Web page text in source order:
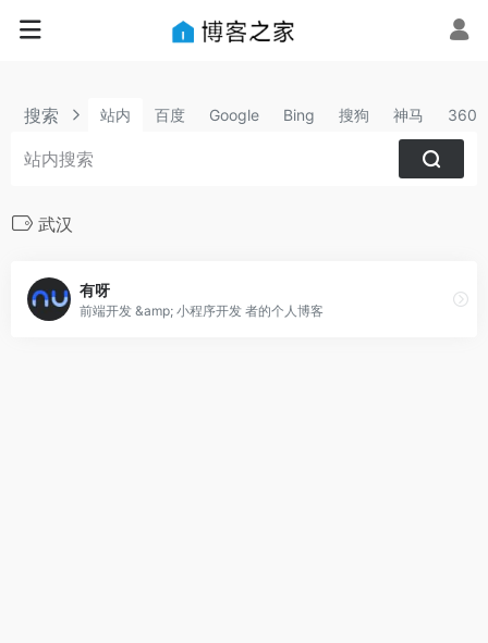
搜索 站内 百度 Google Bing 搜狗 神马 360
武汉
有呀
前端开发 &amp; 小程序开发 者的个人博客